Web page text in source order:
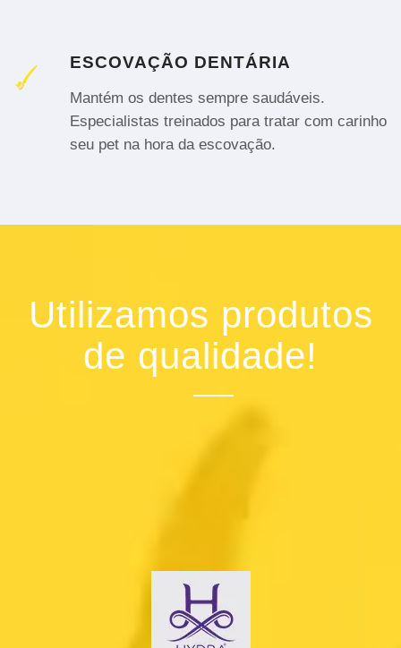
ESCOVAÇÃO DENTÁRIA
Mantém os dentes sempre saudáveis.
Especialistas treinados para tratar com carinho
seu pet na hora da escovação.
Utilizamos produtos
de qualidade!